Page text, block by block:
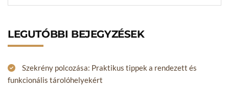
LEGUTÓBBI BEJEGYZÉSEK
Szekrény polcozása: Praktikus tippek a rendezett és
funkcionális tárolóhelyekért